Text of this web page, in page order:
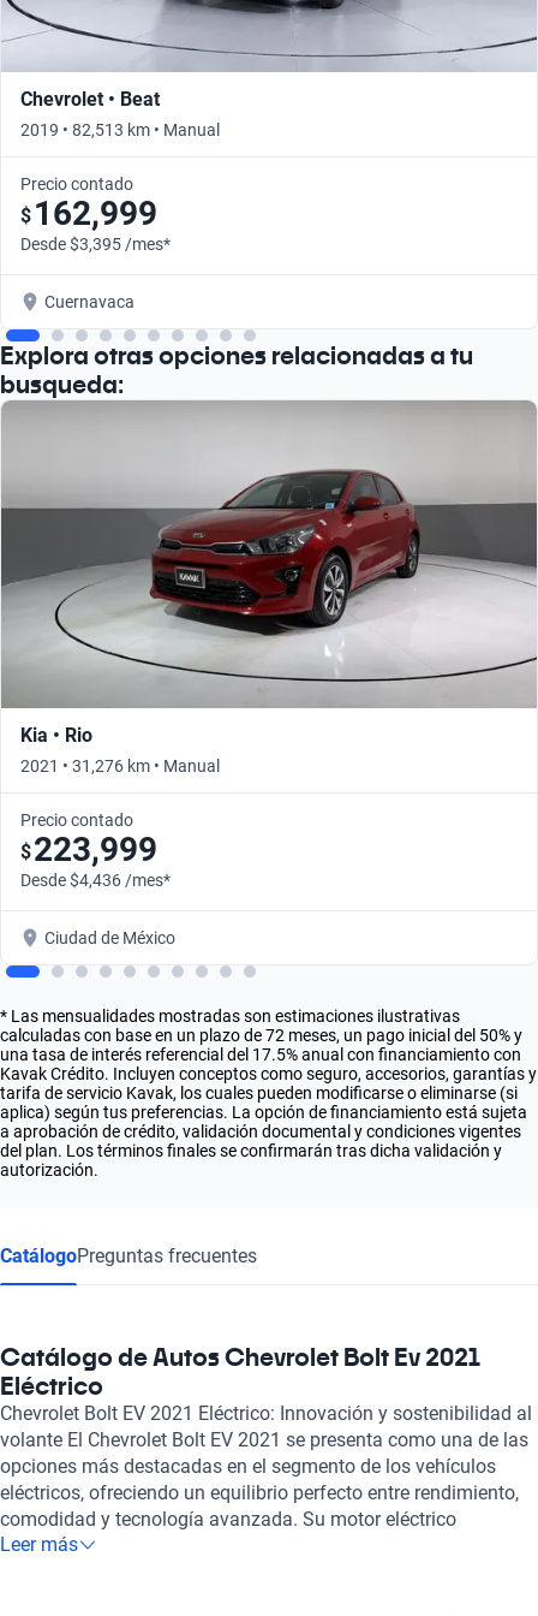
Chevrolet • Beat
2019 • 82,513 km • Manual
Precio contado
$ 162,999
Desde $3,395 /mes*
Cuernavaca
Explora otras opciones relacionadas a tu
busqueda:
Kia • Rio
2021 • 31,276 km • Manual
Precio contado
$223,999
Desde $4,436 /mes*
Ciudad de México
* Las mensualidades mostradas son estimaciones ilustrativas
calculadas con base en un plazo de 72 meses, un pago inicial del 50% y
una tasa de interés referencial del 17.5% anual con financiamiento con
Kavak Crédito. Incluyen conceptos como seguro, accesorios, garantías y
tarifa de servicio Kavak, los cuales pueden modificarse o eliminarse (si
aplica) según tus preferencias. La opción de financiamiento está sujeta
a aprobación de crédito, validación documental y condiciones vigentes
del plan. Los términos finales se confirmarán tras dicha validación y
autorización.
CatálogoPreguntas frecuentes
Catálogo de Autos Chevrolet Bolt Ev 2021
Eléctrico
Chevrolet Bolt EV 2021 Eléctrico: Innovación y sostenibilidad al
volante El Chevrolet Bolt EV 2021 se presenta como una de las
opciones más destacadas en el segmento de los vehículos
eléctricos, ofreciendo un equilibrio perfecto entre rendimiento,
comodidad y tecnología avanzada. Su motor eléctrico
proporciona una autonomía impresionante, permitiendo
Leer más